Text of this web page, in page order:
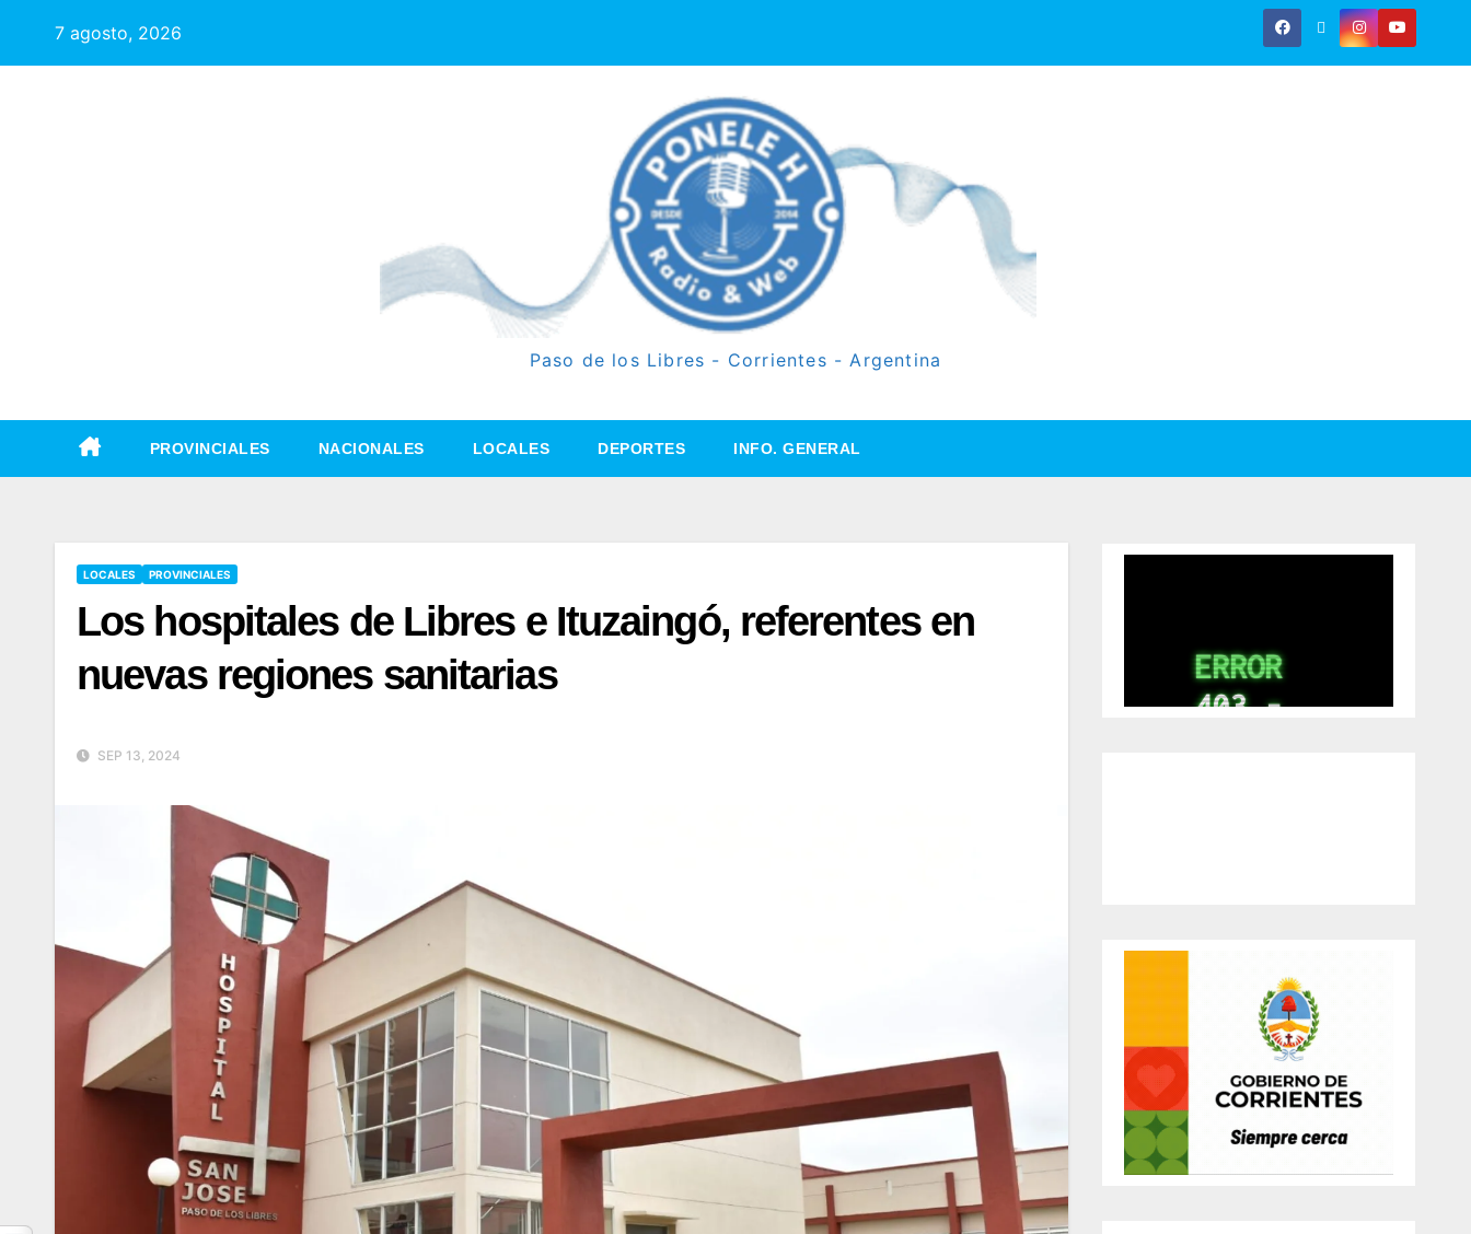
7 agosto, 2026
Paso de los Libres - Corrientes - Argentina
PROVINCIALES NACIONALES LOCALES DEPORTES INFO. GENERAL
LOCALES PROVINCIALES
Los hospitales de Libres e Ituzaingó, referentes en
nuevas regiones sanitarias
SEP 13, 2024